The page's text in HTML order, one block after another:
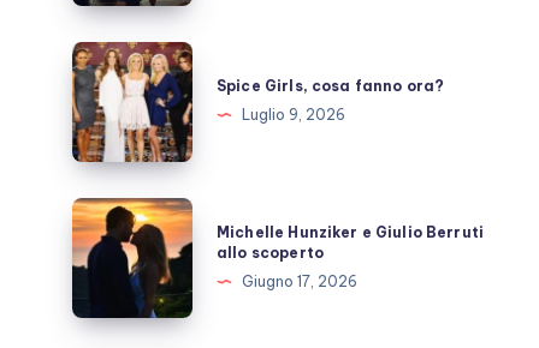
una
pausa,
fan
preoccupati
Spice
Girls,
cosa
fanno
ora?
Spice Girls, cosa fanno ora?
Luglio 9, 2026
Michelle
Hunziker
e
Berruti
Michelle Hunziker e Giulio Berruti
allo scoperto
Giugno 17, 2026